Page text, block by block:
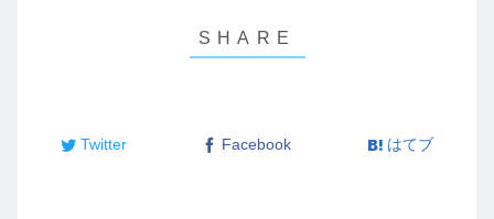
Twitter Facebook はてブ